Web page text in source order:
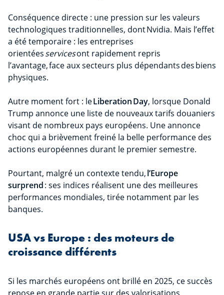
Conséquence directe : une pression sur les valeurs
technologiques traditionnelles, dont Nvidia. Mais l’effet
a été temporaire : les entreprises
orientéesservicesont rapidement repris
l’avantage, face aux secteurs plus dépendants des biens
physiques.
Autre moment fort : leLiberation Day, lorsque Donald
Trump annonce une liste de nouveaux tarifs douaniers
visant de nombreux pays européens. Une annonce
choc qui a brièvement freiné la belle performance des
actions européennes durant le premier semestre.
Pourtant, malgré un contexte tendu,l’Europe
surprend: ses indices réalisent une des meilleures
performances mondiales, tirée notamment par les
banques.
USA vs Europe : des moteurs de
croissance différents
Si les marchés européens ont brillé en 2025, ce succès